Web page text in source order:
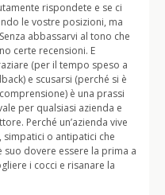
rispondete e se ci
le vostre posizioni, ma
abbassarvi al tono che
certe recensioni. E
(per il tempo speso a
e scusarsi (perché si è
è una prassi
per qualsiasi azienda e
Perché un’azienda vive
simpatici o antipatici che
suo dovere essere la prima a
i cocci e risanare la